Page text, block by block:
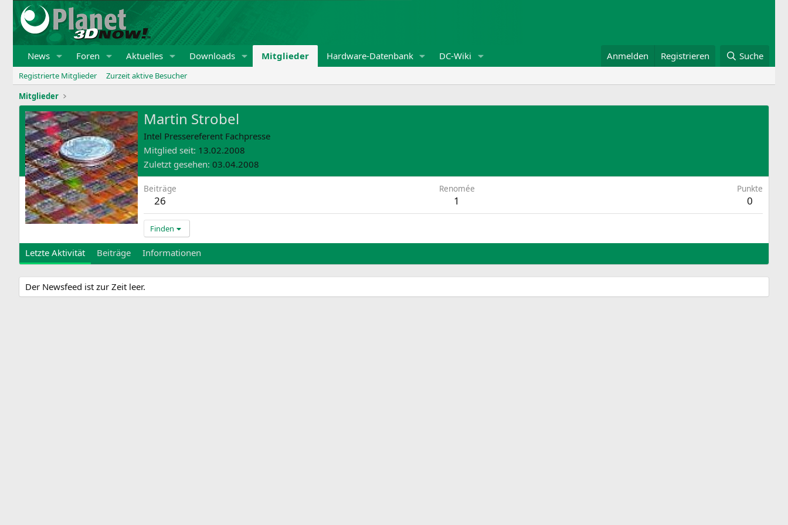
News Foren Aktuelles Downloads Mitglieder Hardware-Datenbank DC-Wiki Anmelden Registrieren Suche
Registrierte Mitglieder
Zurzeit aktive Besucher
Mitglieder
Martin Strobel
Intel Pressereferent Fachpresse
Mitglied seit 13.02.2008
Zuletzt gesehen 03.04.2008
Beiträge
26
Renomée
1
Punkte
0
Finden
Letzte Aktivität Beiträge Informationen
Der Newsfeed ist zur Zeit leer.